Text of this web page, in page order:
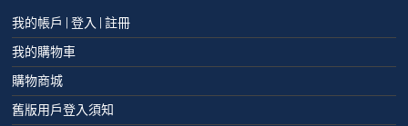
我的帳戶 | 登入 | 註冊
我的購物車
購物商城
舊版用戶登入須知